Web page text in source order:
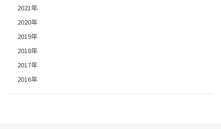
2021年
2020年
2019年
2018年
2017年
2016年